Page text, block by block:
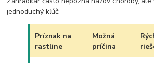
jednoduchý kľúč:
Príznak na
rastline
Možná
príčina